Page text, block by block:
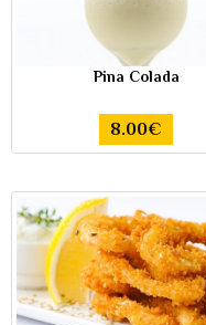
Pina Colada
8.00€